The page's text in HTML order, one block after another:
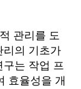
관리를 도
리의 기초가
구는 작업 프
효율성을 개